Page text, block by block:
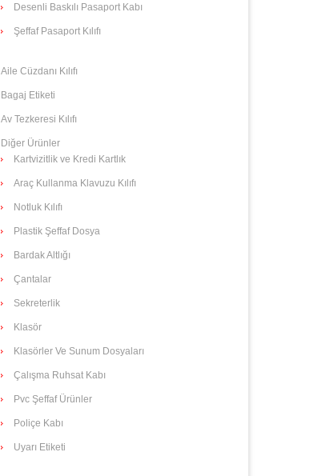
Desenli Baskılı Pasaport Kabı
Şeffaf Pasaport Kılıfı
Aile Cüzdanı Kılıfı
Bagaj Etiketi
Av Tezkeresi Kılıfı
Diğer Ürünler
Kartvizitlik ve Kredi Kartlık
Araç Kullanma Klavuzu Kılıfı
Notluk Kılıfı
Plastik Şeffaf Dosya
Bardak Altlığı
Çantalar
Sekreterlik
Klasör
Klasörler Ve Sunum Dosyaları
Çalışma Ruhsat Kabı
Pvc Şeffaf Ürünler
Poliçe Kabı
Uyarı Etiketi